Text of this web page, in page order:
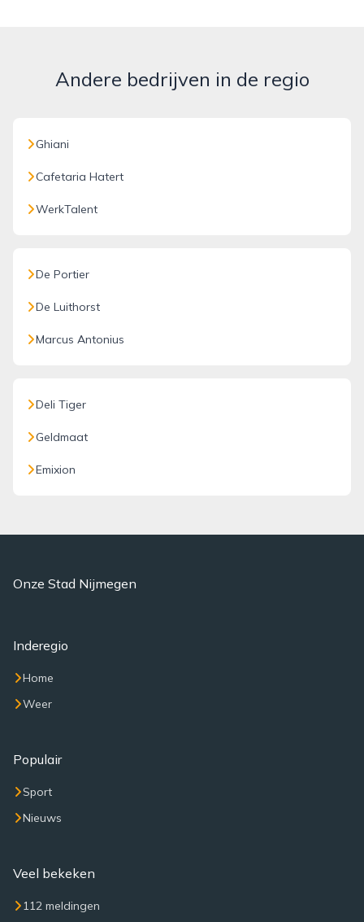
Andere bedrijven in de regio
Ghiani
Cafetaria Hatert
WerkTalent
De Portier
De Luithorst
Marcus Antonius
Deli Tiger
Geldmaat
Emixion
Onze Stad Nijmegen
Inderegio
Home
Weer
Populair
Sport
Nieuws
Veel bekeken
112 meldingen